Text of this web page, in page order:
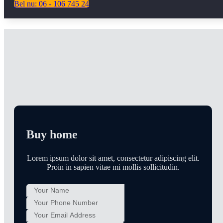
Bel nu: 06 - 106 745 24
Buy home
Lorem ipsum dolor sit amet, consectetur adipiscing elit.
Proin in sapien vitae mi mollis sollicitudin.